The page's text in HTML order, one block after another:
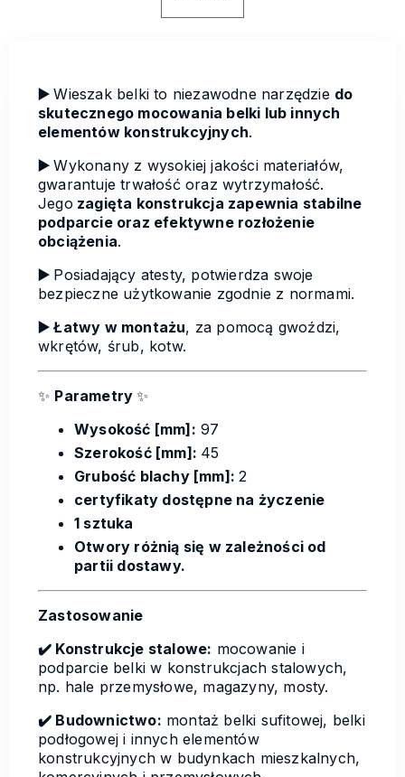
▶️Wieszak belki to niezawodne narzędzie do
skutecznego mocowania belki lub innych
elementów konstrukcyjnych.
▶️Wykonany z wysokiej jakości materiałów,
gwarantuje trwałość oraz wytrzymałość.
Jego zagięta konstrukcja zapewnia stabilne
podparcie oraz efektywne rozłożenie
obciążenia.
▶️ Posiadający atesty, potwierdza swoje
bezpieczne użytkowanie zgodnie z normami.
▶️ Łatwy w montażu, za pomocą gwoździ,
wkrętów, śrub, kotw.
✨ Parametry✨
Wysokość [mm]: 97
Szerokość [mm]: 45
Grubość blachy [mm]:2
certyfikaty dostępne na życzenie
1 sztuka
Otwory różnią się w zależności od
partii dostawy.
Zastosowanie
✔️ Konstrukcje stalowe: mocowanie i
podparcie belki w konstrukcjach stalowych,
np. hale przemysłowe, magazyny, mosty.
✔️ Budownictwo: montaż belki sufitowej, belki
podłogowej i innych elementów
konstrukcyjnych w budynkach mieszkalnych,